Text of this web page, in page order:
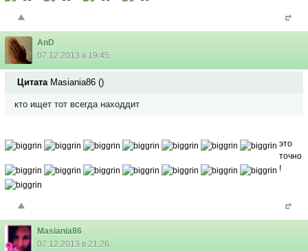
AnD
07.12.2013 в 19:45
Цитата Masiania86 ()
кто ищет тот всегда находдит
это
точно
!
Masiania86
07.12.2013 в 21:26